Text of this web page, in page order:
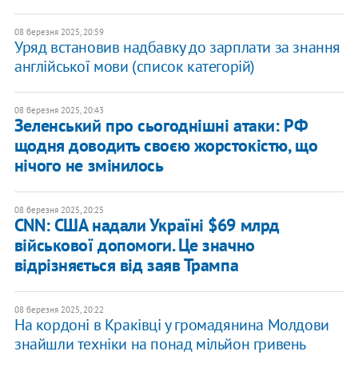
08 березня 2025, 20:59
Уряд встановив надбавку до зарплати за знання
англійської мови (список категорій)
08 березня 2025, 20:43
Зеленський про сьогоднішні атаки: РФ
щодня доводить своєю жорстокістю, що
нічого не змінилось
08 березня 2025, 20:25
CNN: США надали Україні $69 млрд
військової допомоги. Це значно
відрізняється від заяв Трампа
08 березня 2025, 20:22
На кордоні в Краківці у громадянина Молдови
знайшли техніки на понад мільйон гривень